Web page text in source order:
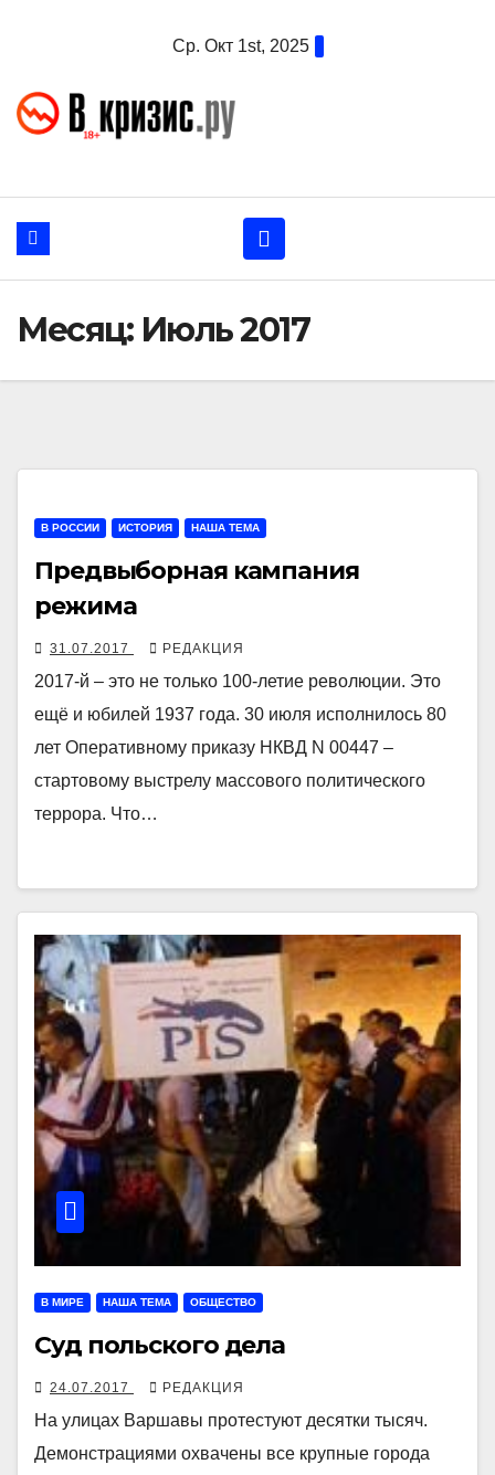
Ср. Окт 1st, 2025
Месяц: Июль 2017
В РОССИИ ИСТОРИЯ НАША ТЕМА
Предвыборная кампания
режима
31.07.2017 РЕДАКЦИЯ
2017-й – это не только 100-летие революции. Это
ещё и юбилей 1937 года. 30 июля исполнилось 80
лет Оперативному приказу НКВД N 00447 –
стартовому выстрелу массового политического
террора. Что…
В МИРЕ НАША ТЕМА ОБЩЕСТВО
Суд польского дела
24.07.2017 РЕДАКЦИЯ
На улицах Варшавы протестуют десятки тысяч.
Демонстрациями охвачены все крупные города